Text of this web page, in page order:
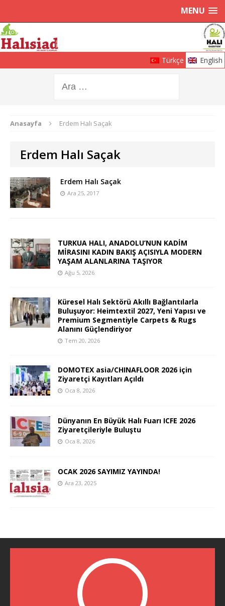
MENU
Türkçe English
Anasayfa Erdem Halı Saçak
Erdem Halı Saçak
Erdem Halı Saçak
Ara 25, 2017
TURKUA HALI, ANADOLU’NUN KADİM
MİRASINI KADIN BAKIŞ AÇISIYLA MODERN
YAŞAM ALANLARINA TAŞIYOR
Ağu 5, 2026
Küresel Halı Sektörü Akıllı Bağlantılarla
Buluşuyor: Heimtextil 2027, Yeni Yapısı ve
Premium Segmentiyle Carpets & Rugs
Alanını Güçlendiriyor
Tem 20, 2026
DOMOTEX asia/CHINAFLOOR 2026 için
Ziyaretçi Kayıtları Açıldı
Oca 8, 2026
Dünyanın En Büyük Halı Fuarı ICFE 2026
Ziyaretçileriyle Buluştu
Oca 8, 2026
OCAK 2026 SAYIMIZ YAYINDA!
Ara 23, 2025